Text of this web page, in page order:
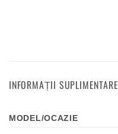
INFORMAȚII SUPLIMENTARE
MODEL/OCAZIE